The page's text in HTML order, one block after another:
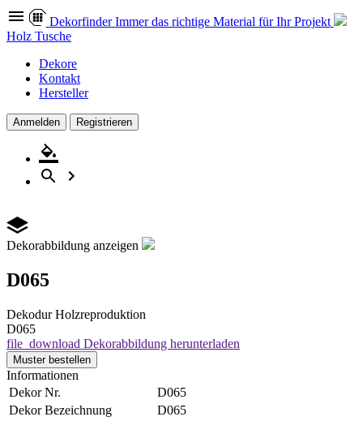
Dekorfinder Immer das richtige Material für Ihr Projekt
Holz Tusche
Dekore
Kontakt
Hersteller
Anmelden Registrieren
Dekorabbildung anzeigen
D065
Dekodur Holzreproduktion
D065
file_download Dekorabbildung herunterladen
Muster bestellen
Informationen
Dekor Nr.
D065
Dekor Bezeichnung
D065